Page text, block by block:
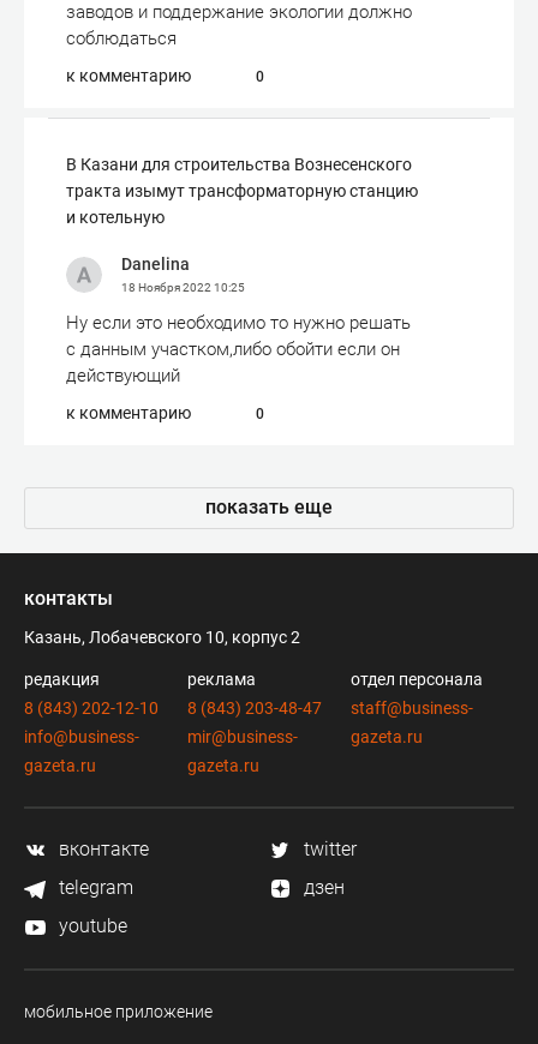
заводов и поддержание экологии должно
соблюдаться
к комментарию 0
В Казани для строительства Вознесенского
тракта изымут трансформаторную станцию
и котельную
Danelina
18 Ноября 2022 10:25
Ну если это необходимо то нужно решать
с данным участком,либо обойти если он
действующий
к комментарию 0
показать еще
контакты
Казань, Лобачевского 10, корпус 2
редакция
8 (843) 202-12-10
info@business-
gazeta.ru
реклама
8 (843) 203-48-47
mir@business-
gazeta.ru
отдел персонала
staff@business-
gazeta.ru
вконтакте
twitter
telegram
дзен
youtube
мобильное приложение